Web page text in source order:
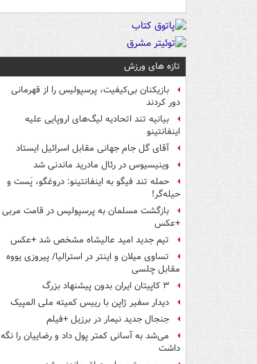
تازه های ورزش
بازیکنان بی‌کیفیت، پرسپولیس را از قهرمانی
دور کردند
بیانیه تند اتحادیه لیگ‌های اروپایی علیه
اینفانتینو
آقای گل جام جهانی مقابل اسرائیل ایستاد
وینیسیوس در رئال مادرید ماندنی شد
حمله تند فیگو به اینفانتینو: دروغگو، پَست‌ و
حیله‌گر!
بازگشت مسلمان به پرسپولیس در قامت مربی
+عکس
تیم جدید امید عالیشاه مشخص شد +عکس
تساوی میلان و اینتر در استرالیا/ پیروزی یووه
مقابل چلسی
۳ کاپیتان ایران بدون پیشنهاد بزرگ
دیدار سفیر ژاپن با رییس کمیته ملی المپیک
جنجال جدید نیمار در برزیل +فیلم
می‌شد به آسانی کمتر پول داد و رضاییان را نگه
داشت